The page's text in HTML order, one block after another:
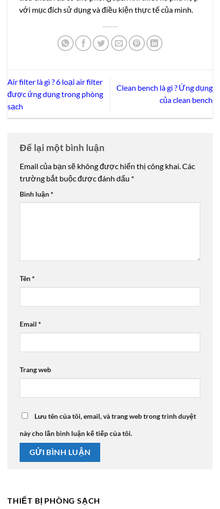
với mục đích sử dụng và điều kiện thực tế của mình.
Air filter là gì ? 6 loại air filter
được ứng dụng trong phòng
sạch
Clean bench là gì ? Ứng dụng
của clean bench
Để lại một bình luận
Email của bạn sẽ không được hiển thị công khai. Các
trường bắt buộc được đánh dấu *
Bình luận*
Tên*
Email *
Trang web
Lưu tên của tôi, email, và trang web trong trình duyệt
này cho lần bình luận kế tiếp của tôi.
THIẾT BỊ PHÒNG SẠCH